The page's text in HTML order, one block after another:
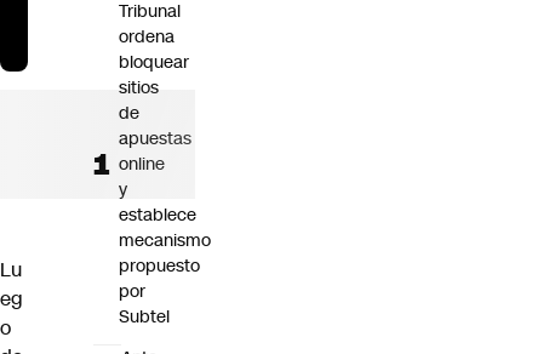
Lu
eg
o
Tribunal
ordena
bloquear
sitios
de
apuestas
online
y
establece
mecanismo
propuesto
por
Subtel